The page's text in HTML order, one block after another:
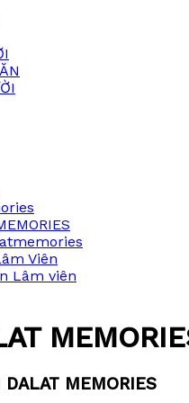
Viên
Lâm viên
MEMORIES